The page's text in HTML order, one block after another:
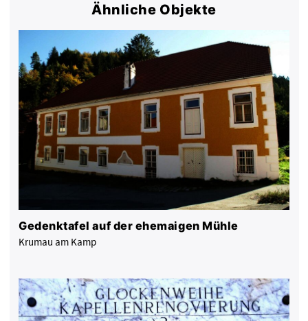
Ähnliche Objekte
Gedenktafel auf der ehemaigen Mühle
Krumau am Kamp